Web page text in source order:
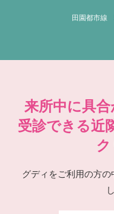
田園都市線
来所中に具
受診できる近
グディをご利用の方